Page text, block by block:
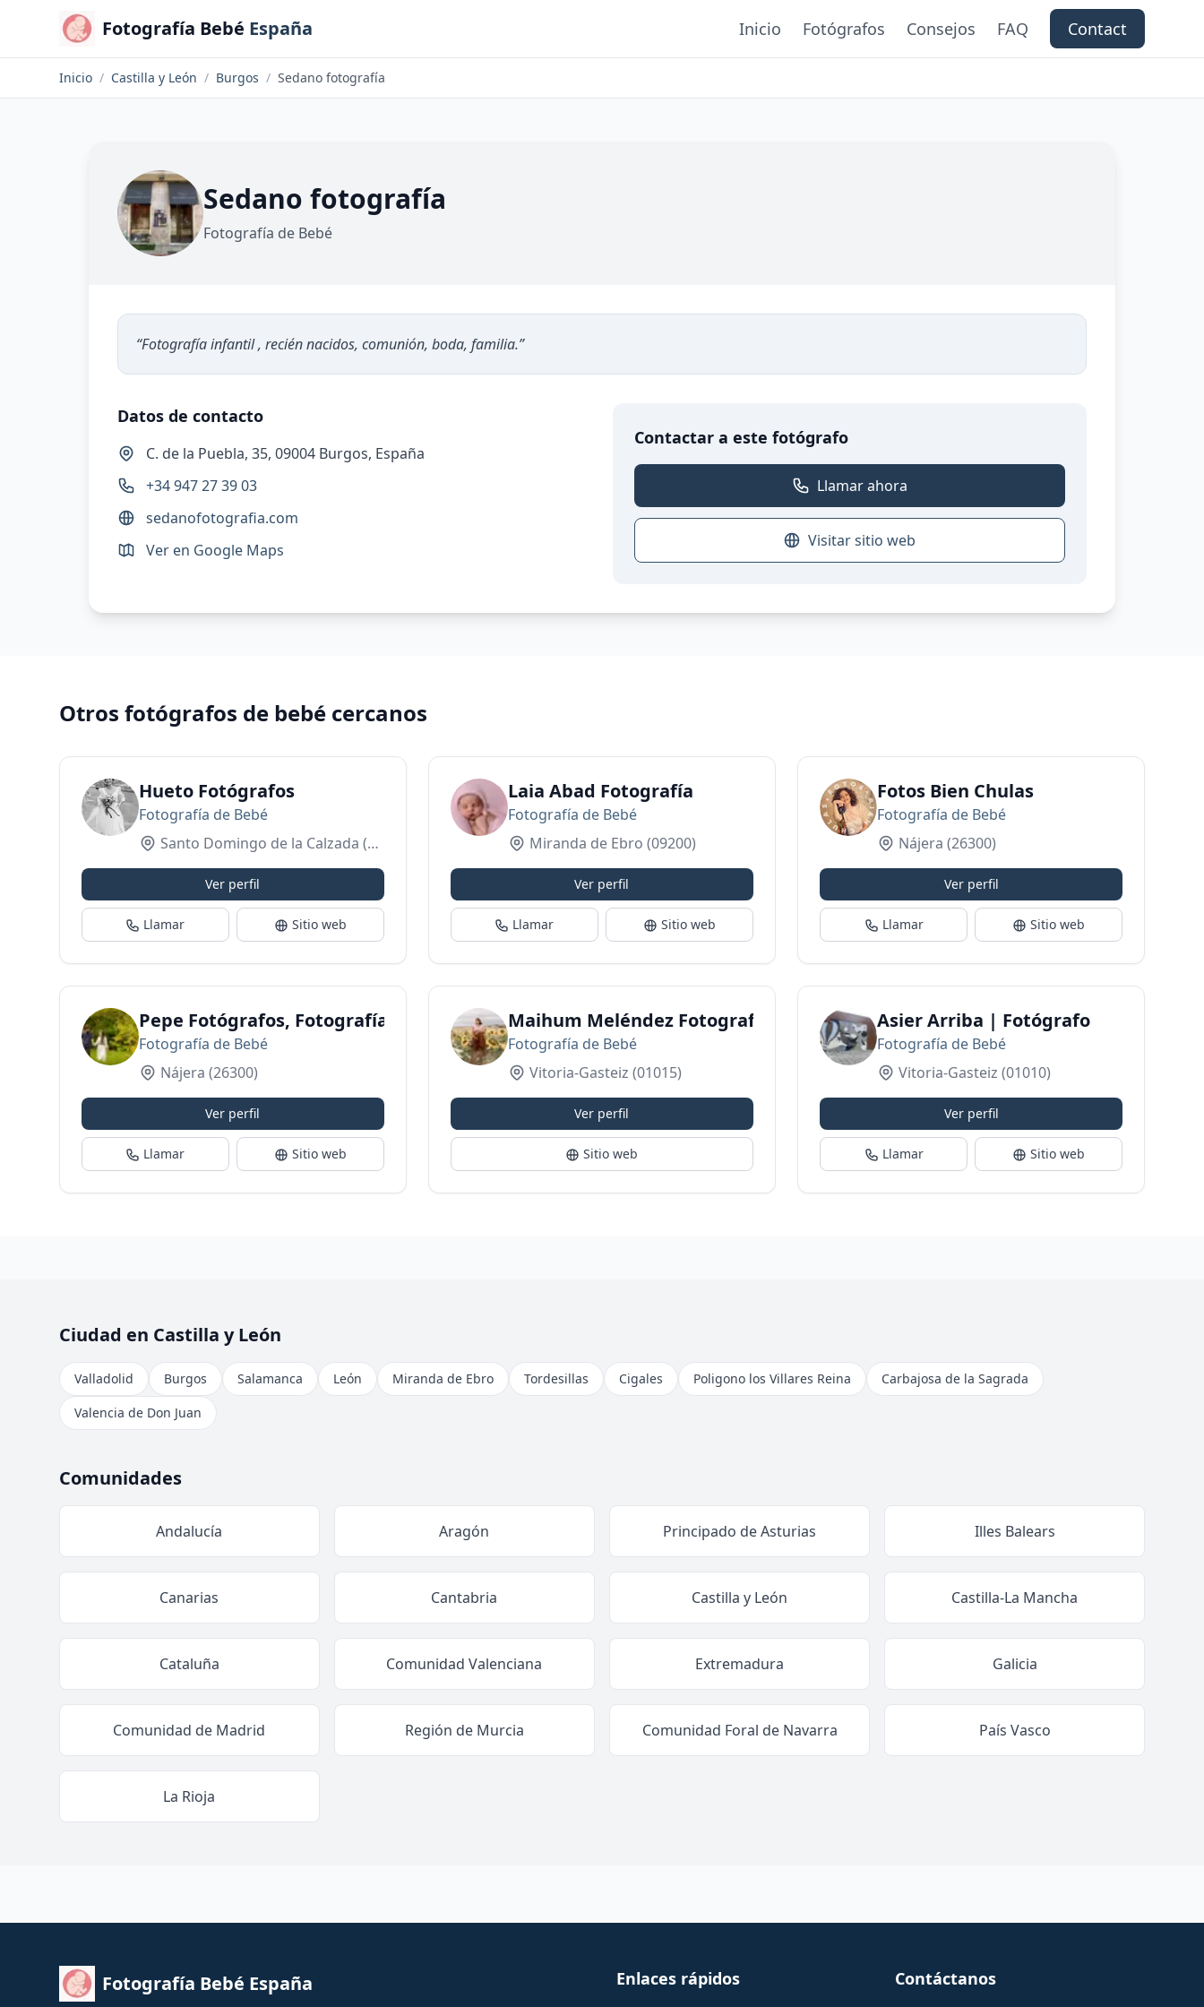
Fotografía Bebé España Inicio Fotógrafos Consejos FAQ Contact
Inicio / Castilla y León / Burgos / Sedano fotografía
Sedano fotografía
Fotografía de Bebé
“Fotografía infantil , recién nacidos, comunión, boda, familia.”
Datos de contacto
C. de la Puebla, 35, 09004 Burgos, España
+34 947 27 39 03
sedanofotografia.com
Ver en Google Maps
Contactar a este fotógrafo
Llamar ahora
Visitar sitio web
Otros fotógrafos de bebé cercanos
Hueto Fotógrafos
Fotografía de Bebé
Santo Domingo de la Calzada (26250)
Ver perfil
Llamar Sitio web
Laia Abad Fotografía
Fotografía de Bebé
Miranda de Ebro (09200)
Ver perfil
Llamar Sitio web
Fotos Bien Chulas
Fotografía de Bebé
Nájera (26300)
Ver perfil
Llamar Sitio web
Pepe Fotógrafos, Fotografía de bodas, infantil y familias, comuniones, embarazo y recién nacido
Fotografía de Bebé
Nájera (26300)
Ver perfil
Llamar Sitio web
Maihum Meléndez Fotografía
Fotografía de Bebé
Vitoria-Gasteiz (01015)
Ver perfil
Sitio web
Asier Arriba | Fotógrafo
Fotografía de Bebé
Vitoria-Gasteiz (01010)
Ver perfil
Llamar Sitio web
Ciudad en Castilla y León
Valladolid Burgos Salamanca León Miranda de Ebro Tordesillas Cigales Poligono los Villares Reina
Carbajosa de la Sagrada
Valencia de Don Juan
Comunidades
Andalucía Aragón Principado de Asturias Illes Balears
Canarias Cantabria Castilla y León Castilla-La Mancha
Cataluña Comunidad Valenciana Extremadura Galicia
Comunidad de Madrid Región de Murcia Comunidad Foral de Navarra País Vasco
La Rioja
Fotografía Bebé España Enlaces rápidos Contáctanos